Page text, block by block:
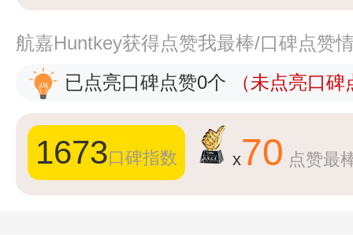
航嘉Huntkey获得点赞我最棒/口碑点赞
已点亮口碑点赞0个
（未点亮口
1673口碑指数 x70 点赞最